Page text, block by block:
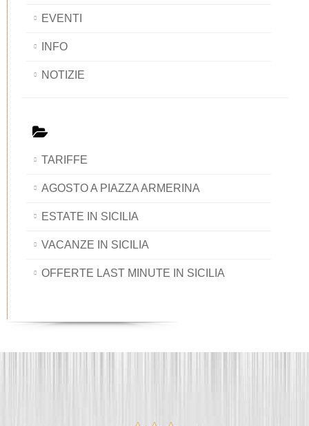
EVENTI
INFO
NOTIZIE
TARIFFE
AGOSTO A PIAZZA ARMERINA
ESTATE IN SICILIA
VACANZE IN SICILIA
OFFERTE LAST MINUTE IN SICILIA